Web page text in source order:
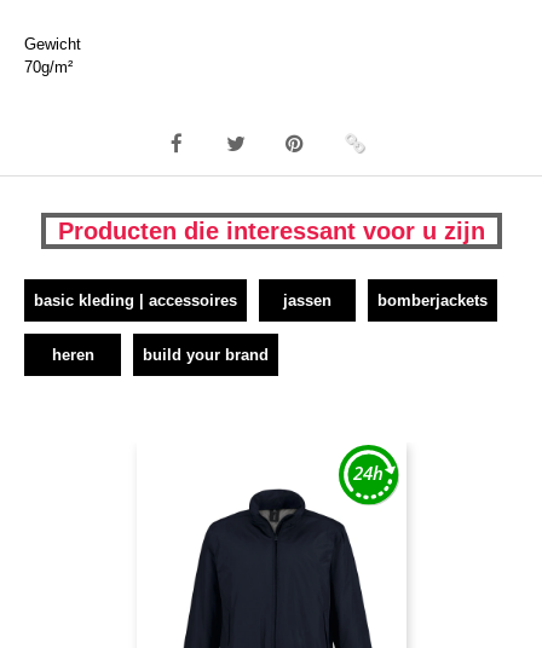
Gewicht
70g/m²
Producten die interessant voor u zijn
basic kleding | accessoires jassen bomberjackets
heren build your brand